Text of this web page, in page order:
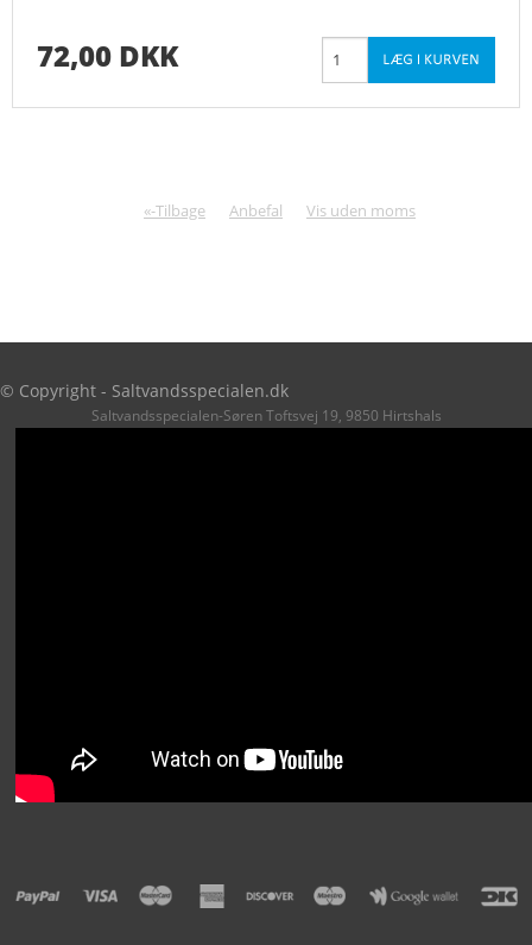
72,00 DKK
«-Tilbage Anbefal Vis uden moms
© Copyright - Saltvandsspecialen.dk
Saltvandsspecialen-Søren Toftsvej 19, 9850 Hirtshals